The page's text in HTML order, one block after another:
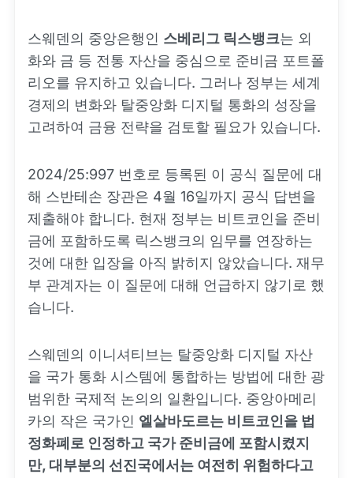
스웨덴의 중앙은행인 스베리그 릭스뱅크는 외
화와 금 등 전통 자산을 중심으로 준비금 포트폴
리오를 유지하고 있습니다. 그러나 정부는 세계
경제의 변화와 탈중앙화 디지털 통화의 성장을
고려하여 금융 전략을 검토할 필요가 있습니다.
2024/25:997 번호로 등록된 이 공식 질문에 대
해 스반테손 장관은 4월 16일까지 공식 답변을
제출해야 합니다. 현재 정부는 비트코인을 준비
금에 포함하도록 릭스뱅크의 임무를 연장하는
것에 대한 입장을 아직 밝히지 않았습니다. 재무
부 관계자는 이 질문에 대해 언급하지 않기로 했
습니다.
스웨덴의 이니셔티브는 탈중앙화 디지털 자산
을 국가 통화 시스템에 통합하는 방법에 대한 광
범위한 국제적 논의의 일환입니다. 중앙아메리
카의 작은 국가인 엘살바도르는 비트코인을 법
정화폐로 인정하고 국가 준비금에 포함시켰지
만, 대부분의 선진국에서는 여전히 위험하다고